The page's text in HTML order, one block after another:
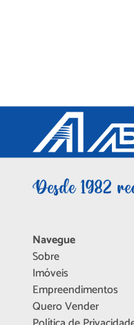
Navegue
Sobre
Imóveis
Empreendimentos
Quero Vender